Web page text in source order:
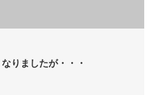
りましたが・・・